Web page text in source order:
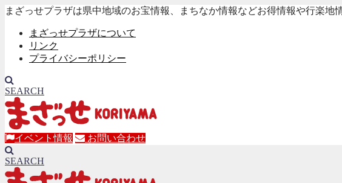
まざっせプラザは県中地域のお宝情報、まちなか情報などお得情報や行楽地
まざっせプラザについて
リンク
プライバシーポリシー
SEARCH
イベント情報 お問い合わせ
SEARCH